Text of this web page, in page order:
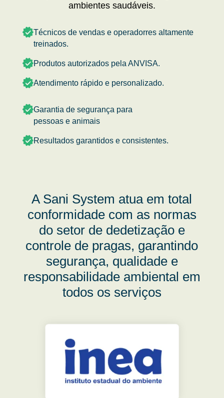
ambientes saudáveis.
Técnicos de vendas e operadorres altamente
treinados.
Produtos autorizados pela ANVISA.
Atendimento rápido e personalizado.
Garantia de segurança para
pessoas e animais
Resultados garantidos e consistentes.
A Sani System atua em total
conformidade com as normas
do setor de dedetização e
controle de pragas, garantindo
segurança, qualidade e
responsabilidade ambiental em
todos os serviços